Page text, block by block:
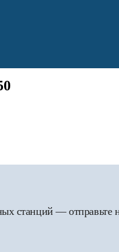
станций —